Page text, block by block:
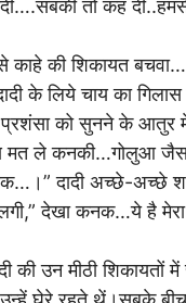
तो कह
काहे की शिकायत
के लिये चाय का
को सुनने के आतुर
मत ले कनकी…गोलुआ
दादी अच्छे-अच्छे
देखा कनक…ये है
की उन मीठी शिकायतों